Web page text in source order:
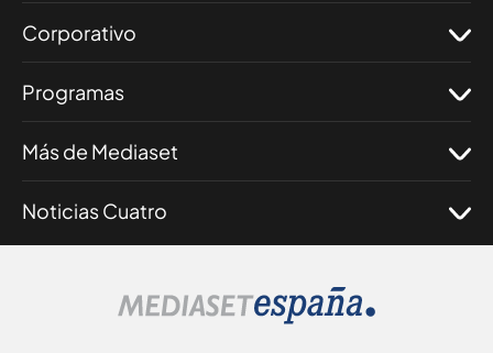
Corporativo
Programas
Más de Mediaset
Noticias Cuatro